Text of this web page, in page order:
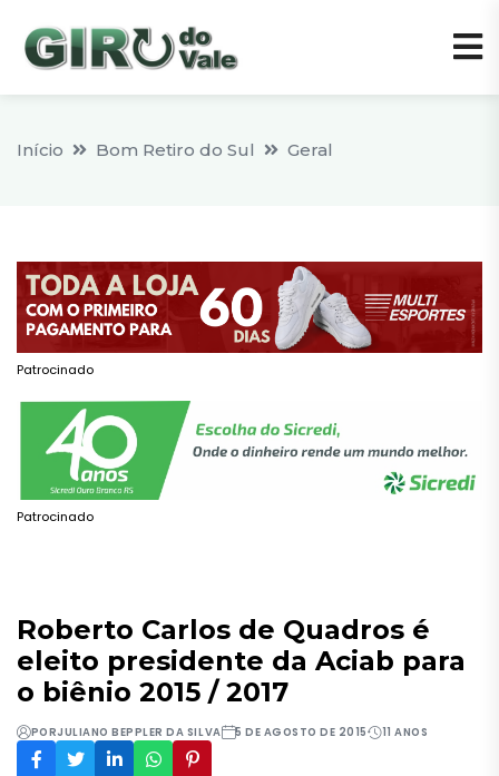
Início Bom Retiro do Sul Geral
Patrocinado
Patrocinado
Roberto Carlos de Quadros é
eleito presidente da Aciab para
o biênio 2015 / 2017
PORJULIANO BEPPLER DA SILVA 5 DE AGOSTO DE 2015 11 ANOS